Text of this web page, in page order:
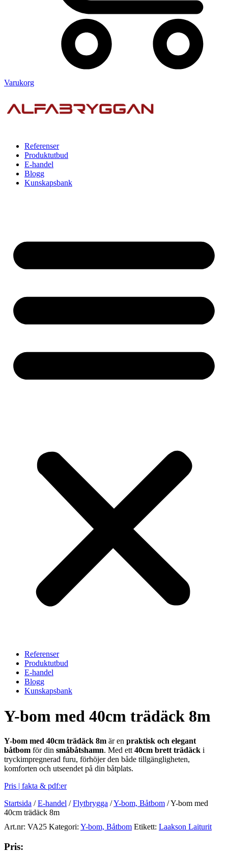
Varukorg
Referenser
Produktutbud
E-handel
Blogg
Kunskapsbank
Referenser
Produktutbud
E-handel
Blogg
Kunskapsbank
Y-bom med 40cm trädäck 8m
Y-bom med 40cm trädäck 8m är en praktisk och elegant
båtbom för din småbåtshamn. Med ett 40cm brett trädäck i
tryckimpregnerad furu, förhöjer den både tillgängligheten,
komforten och utseendet på din båtplats.
Pris | fakta & pdf:er
Startsida /E-handel /Flytbrygga /Y-bom, Båtbom /Y-bom med
40cm trädäck 8m
Art.nr: VA25 Kategori: Y-bom, Båtbom Etikett: Laakson Laiturit
Pris: